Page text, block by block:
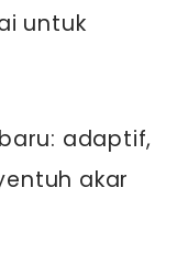
untuk
adaptif,
akar